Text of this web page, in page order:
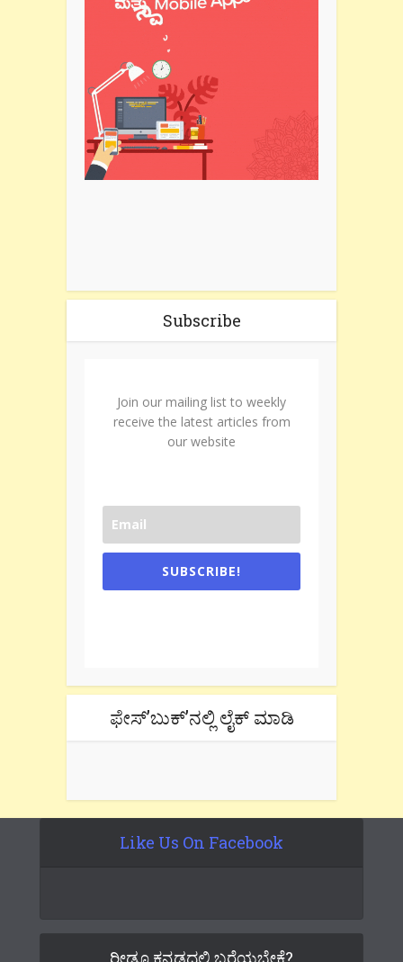
Subscribe
Join our mailing list to weekly
receive the latest articles from
our website
SUBSCRIBE!
ಫೇಸ್’ಬುಕ್’ನಲ್ಲಿ ಲೈಕ್ ಮಾಡಿ
Like Us On Facebook
ರೀಡೂ ಕನ್ನಡದಲ್ಲಿ ಬರೆಯಬೇಕೆ?